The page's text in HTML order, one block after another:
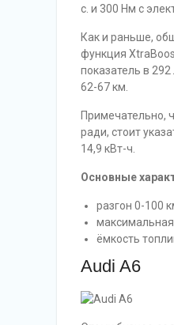
с. и 300 Нм с
Как и раньше,
функция
показатель в
62-67 км.
Примечательно,
ради, стоит
14,9 кВт-ч.
Основные
разгон 0-100
максимальная
ёмкость
Audi A6